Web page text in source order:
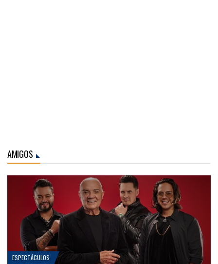
AMIGOS
ESPECTÁCULOS